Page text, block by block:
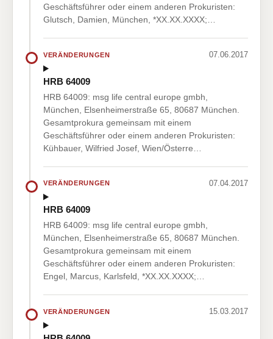
Geschäftsführer oder einem anderen Prokuristen:
Glutsch, Damien, München, *XX.XX.XXXX;…
VERÄNDERUNGEN 07.06.2017
HRB 64009
HRB 64009: msg life central europe gmbh,
München, Elsenheimerstraße 65, 80687 München.
Gesamtprokura gemeinsam mit einem
Geschäftsführer oder einem anderen Prokuristen:
Kühbauer, Wilfried Josef, Wien/Österre…
VERÄNDERUNGEN 07.04.2017
HRB 64009
HRB 64009: msg life central europe gmbh,
München, Elsenheimerstraße 65, 80687 München.
Gesamtprokura gemeinsam mit einem
Geschäftsführer oder einem anderen Prokuristen:
Engel, Marcus, Karlsfeld, *XX.XX.XXXX;…
VERÄNDERUNGEN 15.03.2017